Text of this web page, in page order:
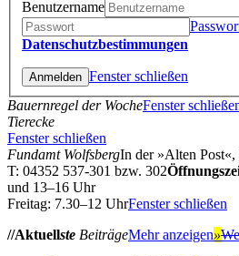
Benutzername
Datenschutzbestimmungen
Fenster schließen
Bauernregel der WocheFenster
Tierecke
Fenster schließen
Fundamt WolfsbergIn der »Alten
T: 04352 537-301 bzw. 302
und 13–16 Uhr
Freitag: 7.30–12 UhrFenster schließen
//Aktuellste BeiträgeMehr anzeigen»